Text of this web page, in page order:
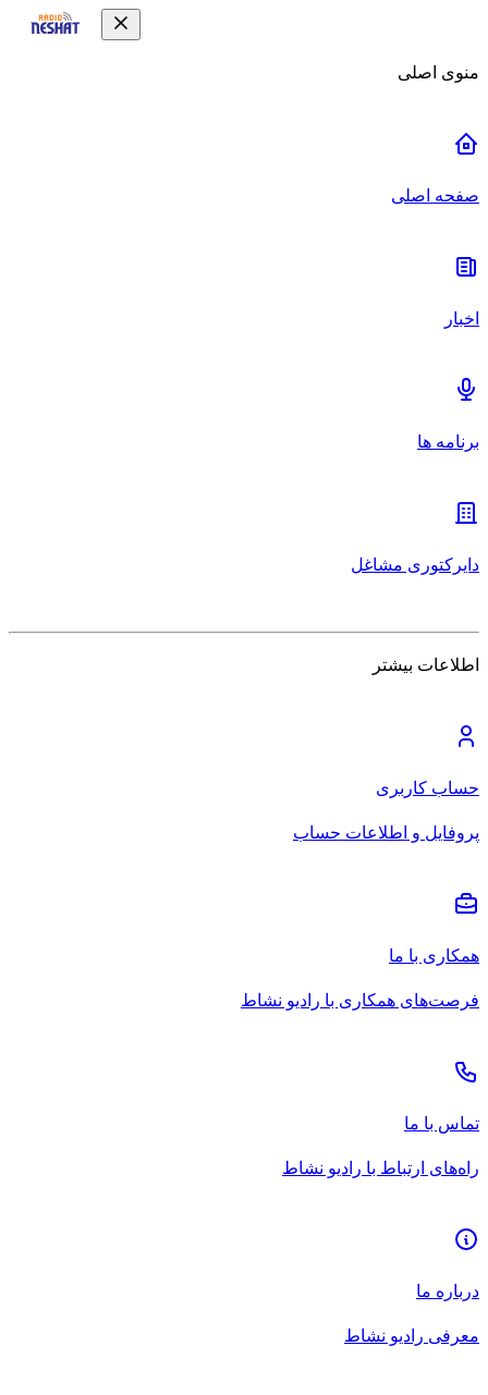
منوی اصلی
صفحه اصلی
اخبار
برنامه ها
دایرکتوری مشاغل
اطلاعات بیشتر
حساب کاربری
پروفایل و اطلاعات حساب
همکاری با ما
فرصت‌های همکاری با رادیو نشاط
تماس با ما
راه‌های ارتباط با رادیو نشاط
درباره ما
معرفی رادیو نشاط